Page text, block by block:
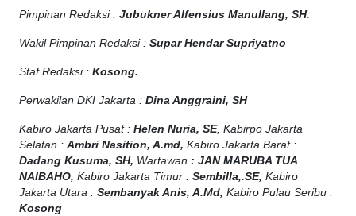
Pimpinan Redaksi : Jubukner Alfensius Manullang, SH.
Wakil Pimpinan Redaksi : Supar Hendar Supriyatno
Staf Redaksi : Kosong.
Perwakilan DKI Jakarta : Dina Anggraini, SH
Kabiro Jakarta Pusat : Helen Nuria, SE, Kabirpo Jakarta
Selatan : Ambri Nasition, A.md, Kabiro Jakarta Barat :
Dadang Kusuma, SH, Wartawan : JAN MARUBA TUA
NAIBAHO, Kabiro Jakarta Timur : Sembilla,.SE, Kabiro
Jakarta Utara : Sembanyak Anis, A.Md, Kabiro Pulau Seribu :
Kosong